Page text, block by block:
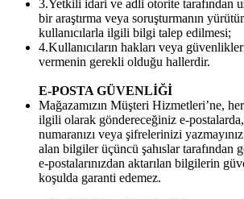
3.Yetkili idari ve adli otorite tarafından
bir araştırma veya soruşturmanın
kullanıcılarla ilgili bilgi talep edilmesi;
4.Kullanıcıların hakları veya
vermenin gerekli olduğu hallerdir.
E-POSTA GÜVENLİĞİ
Mağazamızın Müşteri Hizmetleri’ne,
ilgili olarak göndereceğiniz e-
numaranızı veya şifrelerinizi
alan bilgiler üçüncü şahıslar tarafından
e-postalarınızdan aktarılan bilgilerin
koşulda garanti edemez.